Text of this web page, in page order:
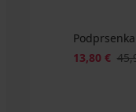
13,80 €